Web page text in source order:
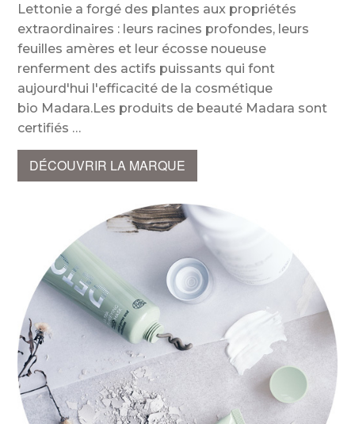
Lettonie a forgé des plantes aux propriétés
extraordinaires : leurs racines profondes, leurs
feuilles amères et leur écosse noueuse
renferment des actifs puissants qui font
aujourd'hui l'efficacité de la cosmétique
bio Madara.Les produits de beauté Madara sont
certifiés
DÉCOUVRIR LA MARQUE